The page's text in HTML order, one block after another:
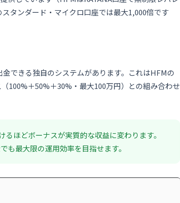
タンダード・マイクロ口座では最大1,000倍です
できる独自のシステムがあります。これはHFMの
100%＋50%＋30%・最大100万円）との組み合わせ
ほどボーナスが実質的な収益に変わります。
も最大限の運用効率を目指せます。